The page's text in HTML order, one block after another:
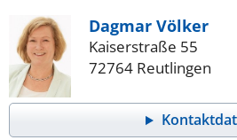
Dagmar Völker
Kaiserstraße 55
72764 Reutlingen